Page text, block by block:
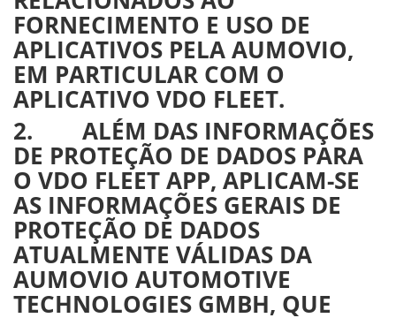
FORNECIMENTO E USO DE
APLICATIVOS PELA AUMOVIO,
EM PARTICULAR COM O
APLICATIVO VDO FLEET.
2. ALÉM DAS INFORMAÇÕES
DE PROTEÇÃO DE DADOS PARA
O VDO FLEET APP, APLICAM-SE
AS INFORMAÇÕES GERAIS DE
PROTEÇÃO DE DADOS
ATUALMENTE VÁLIDAS DA
AUMOVIO AUTOMOTIVE
TECHNOLOGIES GMBH, QUE